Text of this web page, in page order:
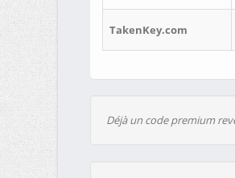
TakenKey.com
Déjà un code premium